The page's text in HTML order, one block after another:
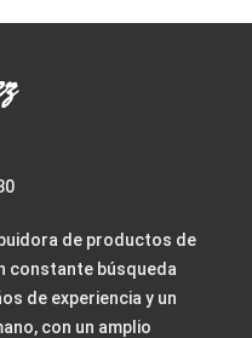
de productos de
constante búsqueda
de experiencia y un
con un amplio